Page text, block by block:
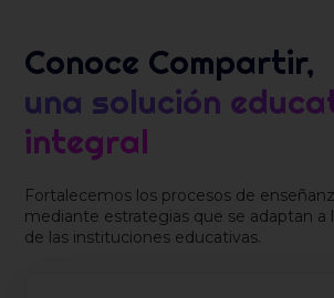
Conoce Compartir,
una solución
integral
Fortalecemos los procesos de
mediante estrategias que se adaptan a
de las instituciones educativas.